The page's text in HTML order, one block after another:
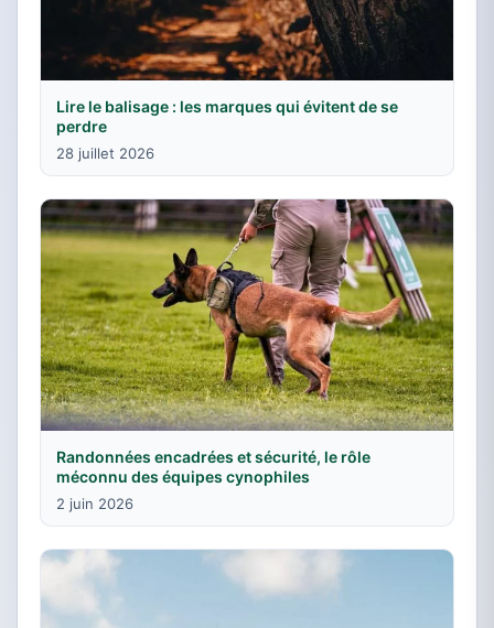
Lire le balisage : les marques qui évitent de se
perdre
28 juillet 2026
Randonnées encadrées et sécurité, le rôle
méconnu des équipes cynophiles
2 juin 2026